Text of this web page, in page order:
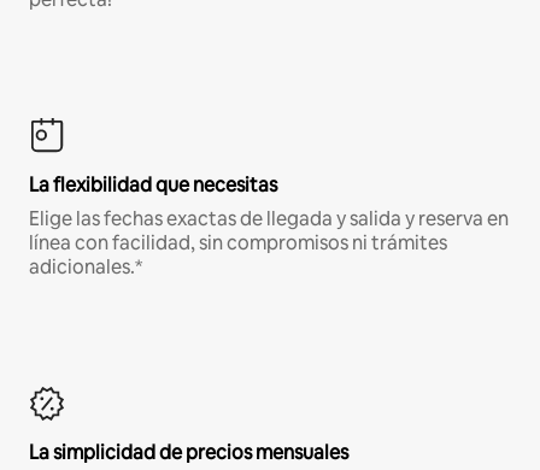
La flexibilidad que necesitas
Elige las fechas exactas de llegada y salida y reserva en
línea con facilidad, sin compromisos ni trámites
adicionales.*
La simplicidad de precios mensuales